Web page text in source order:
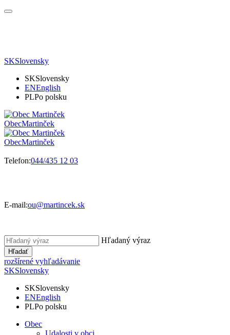
SKSlovensky
SKSlovensky
ENEnglish
PLPo polsku
ObecMartinček
ObecMartinček
Telefon:044/435 12 03
E-mail:ou@martincek.sk
Hľadaný výraz
Hľadať
rozšírené vyhľadávanie
SKSlovensky
SKSlovensky
ENEnglish
PLPo polsku
Obec
Udalosti v obci